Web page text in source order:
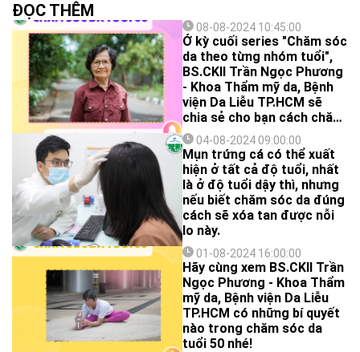
ĐỌC THÊM
08-08-2024 10:45:00
Ở kỳ cuối series "Chăm sóc
da theo từng nhóm tuổi",
BS.CKII Trần Ngọc Phương
- Khoa Thẩm mỹ da, Bệnh
viện Da Liễu TP.HCM sẽ
chia sẻ cho bạn cách chăm
sóc da ở người từ 60 tuổi
trở lên, mời bạn cùng xem
nhé!
04-08-2024 09:00:00
Mụn trứng cá có thể xuất
hiện ở tất cả độ tuổi, nhất
là ở độ tuổi dậy thì, nhưng
nếu biết chăm sóc da đúng
cách sẽ xóa tan được nỗi
lo này.
01-08-2024 16:00:00
Hãy cùng xem BS.CKII Trần
Ngọc Phương - Khoa Thẩm
mỹ da, Bệnh viện Da Liễu
TP.HCM có những bí quyết
nào trong chăm sóc da
tuổi 50 nhé!